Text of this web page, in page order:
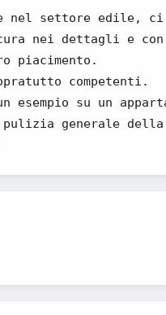
settore edile, ci
nei dettagli e con
piacimento.
competenti.
su un
generale